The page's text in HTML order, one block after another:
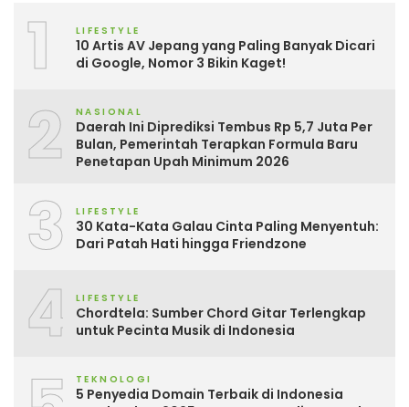
1 LIFESTYLE
10 Artis AV Jepang yang Paling Banyak Dicari
di Google, Nomor 3 Bikin Kaget!
2 NASIONAL
Daerah Ini Diprediksi Tembus Rp 5,7 Juta Per
Bulan, Pemerintah Terapkan Formula Baru
Penetapan Upah Minimum 2026
3 LIFESTYLE
30 Kata-Kata Galau Cinta Paling Menyentuh:
Dari Patah Hati hingga Friendzone
4 LIFESTYLE
Chordtela: Sumber Chord Gitar Terlengkap
untuk Pecinta Musik di Indonesia
TEKNOLOGI
5 Penyedia Domain Terbaik di Indonesia